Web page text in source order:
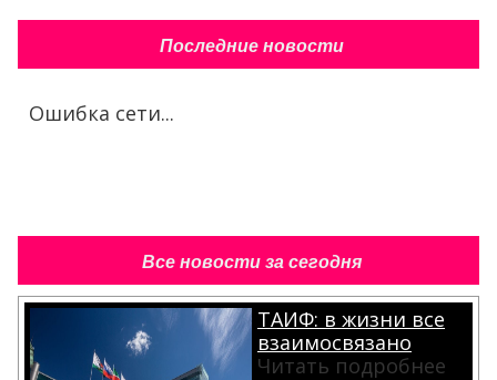
Последние новости
Ошибка сети...
Все новости за сегодня
ТАИФ: в жизни все
взаимосвязано
Читать подробнее